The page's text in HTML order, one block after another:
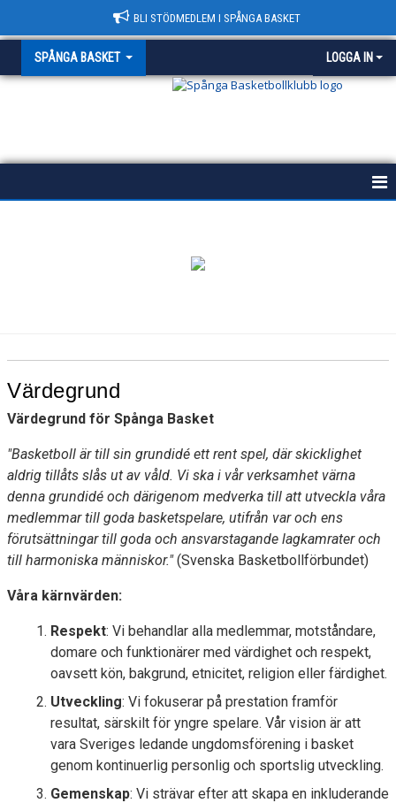
BLI STÖDMEDLEM I SPÅNGA BASKET
SPÅNGA BASKET LOGGA IN
MEDLEMSAPP
STYRELSEN
DOKUMENT
NYHETER
VÅRA LAG/TRÄNARE
KALENDER
Värdegrund
Värdegrund för Spånga Basket
"Basketboll är till sin grundidé ett rent spel, där skicklighet
aldrig tillåts slås ut av våld. Vi ska i vår verksamhet värna
denna grundidé och därigenom medverka till att utveckla våra
medlemmar till goda basketspelare, utifrån var och ens
förutsättningar till goda och ansvarstagande lagkamrater och
till harmoniska människor."(Svenska Basketbollförbundet)
Våra kärnvärden:
Respekt: Vi behandlar alla medlemmar, motståndare,
domare och funktionärer med värdighet och respekt,
oavsett kön, bakgrund, etnicitet, religion eller färdighet.
Utveckling: Vi fokuserar på prestation framför
resultat, särskilt för yngre spelare. Vår vision är att
vara Sveriges ledande ungdomsförening i basket
genom kontinuerlig personlig och sportslig utveckling.
Gemenskap: Vi strävar efter att skapa en inkluderande